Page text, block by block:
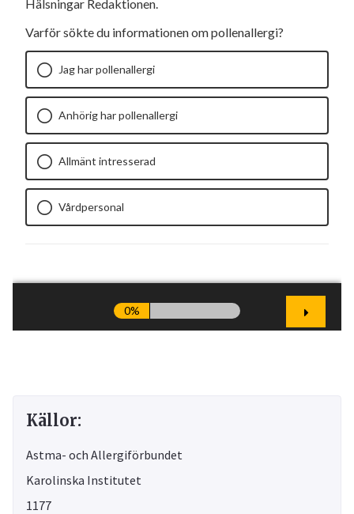
Källor:
Astma- och Allergiförbundet
Karolinska Institutet
1177